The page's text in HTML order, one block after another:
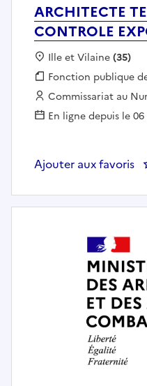
ARCHITECTE
CONTROLE
Localisation :
Ille et Vilaine(35)
Fonction publique :
Fonction publique
Employeur :
Commissariat au
En ligne depuis le
Ajouter aux favoris